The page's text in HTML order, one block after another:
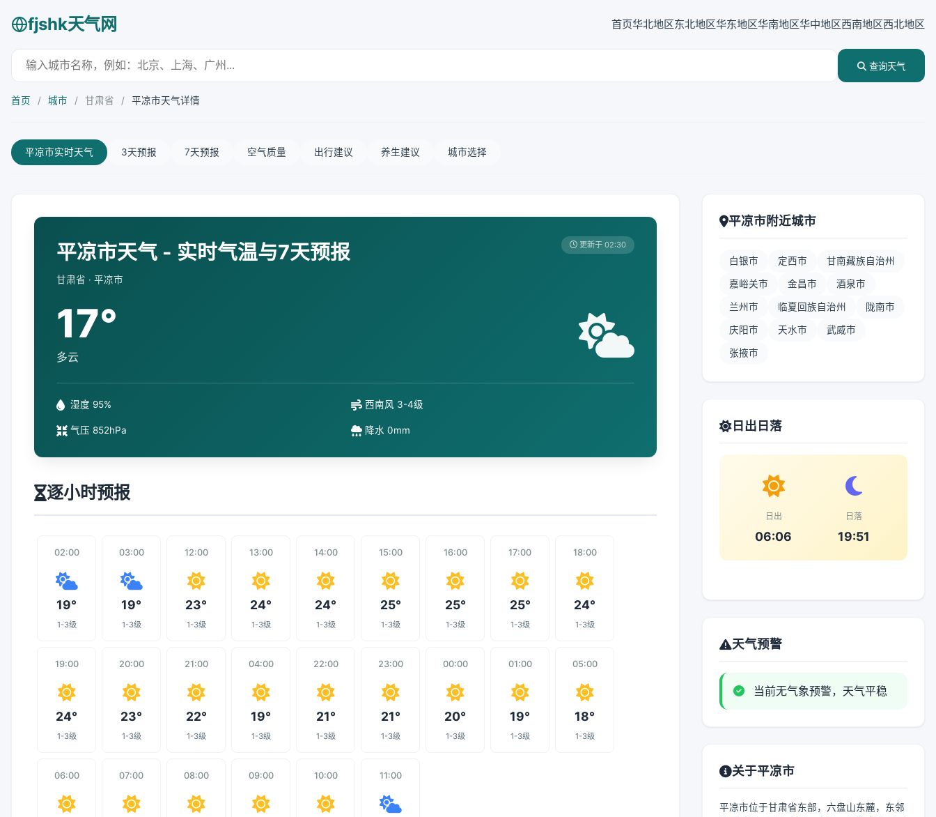
fjshk天气网 首页华北地区东北地区华东地区华南地区华中地区西南地区西北地区
查询天气
首页 / 城市 / 甘肃省 / 平凉市天气详情
平凉市实时天气 3天预报 7天预报 空气质量 出行建议 养生建议 城市选择
平凉市天气 - 实时气温与7天预报
甘肃省 · 平凉市
更新于 02:30
17°
多云
湿度 95% 西南风 3-4级
气压 852hPa 降水 0mm
逐小时预报
02:00
19°
1-3级
03:00
19°
1-3级
12:00
23°
1-3级
13:00
24°
1-3级
14:00
24°
1-3级
15:00
25°
1-3级
16:00
25°
1-3级
17:00
25°
1-3级
18:00
24°
1-3级
19:00
24°
1-3级
20:00
23°
1-3级
21:00
22°
1-3级
04:00
19°
1-3级
22:00
21°
1-3级
23:00
21°
1-3级
00:00
20°
1-3级
01:00
19°
1-3级
05:00
18°
1-3级
06:00 07:00 08:00 09:00 10:00 11:00
平凉市附近城市
白银市 定西市 甘南藏族自治州
嘉峪关市 金昌市 酒泉市
兰州市 临夏回族自治州 陇南市
庆阳市 天水市 武威市
张掖市
日出日落
日出
06:06
日落
19:51
天气预警
当前无气象预警，天气平稳
关于平凉市
平凉市位于甘肃省东部，六盘山东麓，东邻